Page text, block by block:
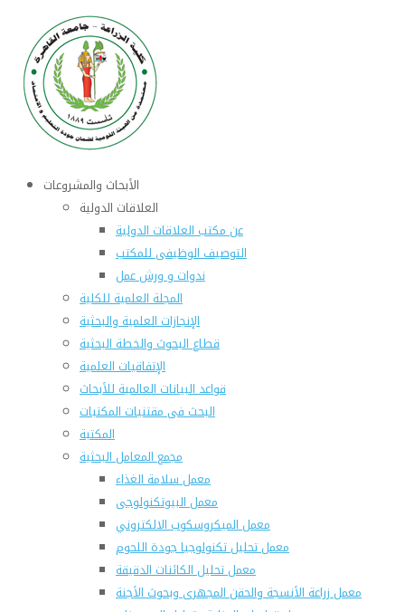
الأبحاث والمشروعات
العلاقات الدولية
عن مكتب العلاقات الدولية
التوصيف الوظيفى للمكتب
ندوات و ورش عمل
المجلة العلمية للكلية
الإنجازات العلمية والبحثية
قطاع البحوث والخطة البحثية
الإتفاقيات العلمية
قواعد البيانات العالمية للأبحاث
البحث فى مقتنيات المكتبات
المكتبة
مجمع المعامل البحثية
معمل سلامة الغذاء
معمل البيوتكنولوجى
معمل الميكروسكوب الالكتروني
معمل تحليل تكنولوجيا جودة اللحوم
معمل تحليل الكائنات الدقيقة
معمل زراعة الأنسجة والحقن المجهرى وبحوث الأجنة